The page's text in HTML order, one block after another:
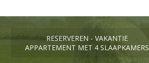
RESERVEREN - VAKANTIE
APPARTEMENT MET 4 SLAAPKAMERS